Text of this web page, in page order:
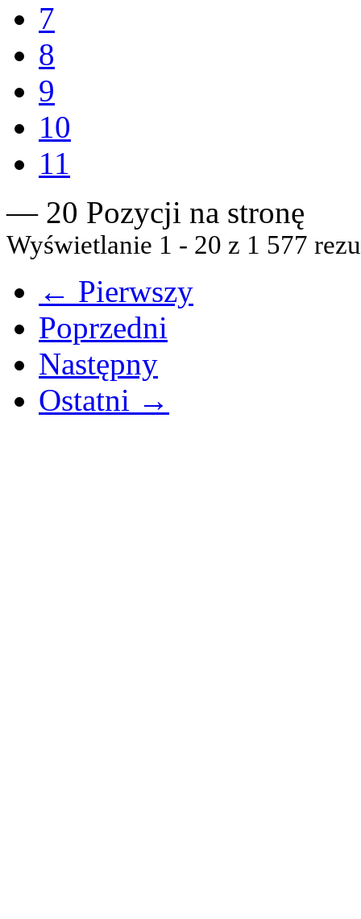
7
8
9
10
11
— 20 Pozycji na stronę
Wyświetlanie 1 - 20 z 1 577
← Pierwszy
Poprzedni
Następny
Ostatni →